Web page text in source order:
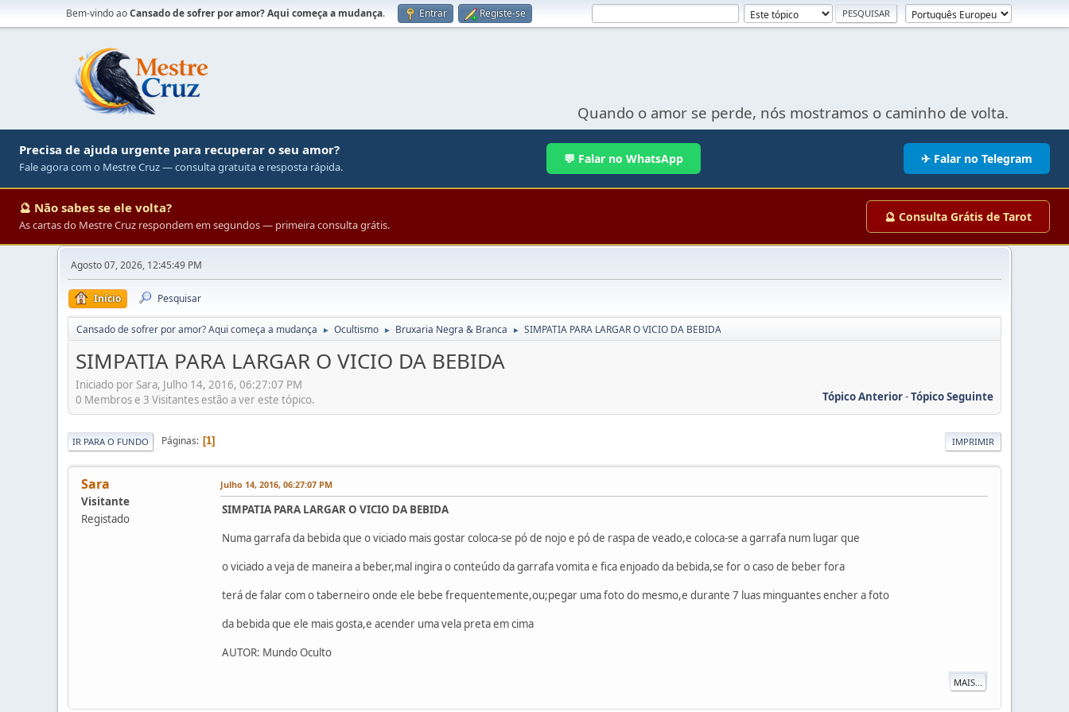
Bem-vindo aoCansado de sofrer por amor? Aqui começa a mudança. Entrar Registe-se
Quando o amor se perde, nós mostramos o caminho de volta.
Precisa de ajuda urgente para recuperar o seu amor?
Fale agora com o Mestre Cruz — consulta gratuita e resposta rápida.
💬 Falar no WhatsApp ✈ Falar no Telegram
🔮 Não sabes se ele volta?
As cartas do Mestre Cruz respondem em segundos — primeira consulta grátis.
🔮 Consulta Grátis de Tarot
Agosto 07, 2026, 12:45:49 PM
Início Pesquisar
Cansado de sofrer por amor? Aqui começa a mudança ► Ocultismo ► Bruxaria Negra & Branca ► SIMPATIA PARA LARGAR O VICIO DA BEBIDA
SIMPATIA PARA LARGAR O VICIO DA BEBIDA
Iniciado por Sara, Julho 14, 2016, 06:27:07 PM
Tópico Anterior-Tópico Seguinte
0 Membros e 3 Visitantes estão a ver este tópico.
IMPRIMIR
IR PARA O FUNDO Páginas 1
Sara
Visitante
Registado
Julho 14, 2016, 06:27:07 PM
SIMPATIA PARA LARGAR O VICIO DA BEBIDA
Numa garrafa da bebida que o viciado mais gostar coloca-se pó de nojo e pó de raspa de veado,e coloca-se a garrafa num lugar que
o viciado a veja de maneira a beber,mal ingira o conteúdo da garrafa vomita e fica enjoado da bebida,se for o caso de beber fora
terá de falar com o taberneiro onde ele bebe frequentemente,ou;pegar uma foto do mesmo,e durante 7 luas minguantes encher a foto
da bebida que ele mais gosta,e acender uma vela preta em cima
AUTOR: Mundo Oculto
MAIS...